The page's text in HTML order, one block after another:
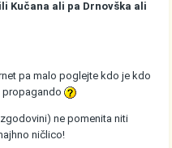
Kučana ali pa Drnovška ali
pa malo poglejte kdo je kdo
propagando
ne pomenita niti
ničlico!